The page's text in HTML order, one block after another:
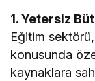
1. Yetersiz
Eğitim sektörü,
konusunda
kaynaklara